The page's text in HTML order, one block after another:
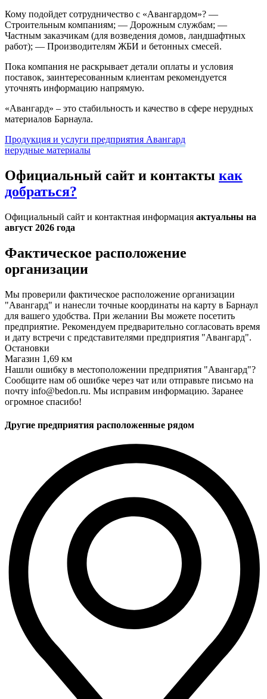
Кому подойдет сотрудничество с «Авангардом»? —
Строительным компаниям; — Дорожным службам; —
Частным заказчикам (для возведения домов, ландшафтных
работ); — Производителям ЖБИ и бетонных смесей.
Пока компания не раскрывает детали оплаты и условия
поставок, заинтересованным клиентам рекомендуется
уточнять информацию напрямую.
«Авангард» – это стабильность и качество в сфере нерудных
материалов Барнаула.
Продукция и услуги предприятия Авангард
нерудные материалы
Официальный сайт и контакты как
добраться?
Официальный сайт и контактная информация актуальны на
август 2026 года
Фактическое расположение
организации
Мы проверили фактическое расположение организации
"Авангард" и нанесли точные координаты на карту в Барнаул
для вашего удобства. При желании Вы можете посетить
предприятие. Рекомендуем предварительно согласовать время
и дату встречи с представителями предприятия "Авангард".
Остановки
Магазин 1,69 км
Нашли ошибку в местоположении предприятия "Авангард"?
Сообщите нам об ошибке через чат или отправьте письмо на
почту info@bedon.ru. Мы исправим информацию. Заранее
огромное спасибо!
Другие предприятия расположенные рядом